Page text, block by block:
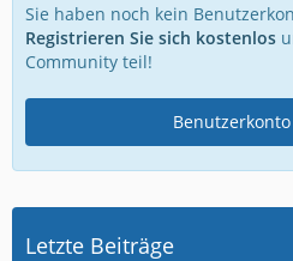
Sie haben noch kein
Registrieren Sie sich kostenlos
Community teil!
Letzte Beiträge